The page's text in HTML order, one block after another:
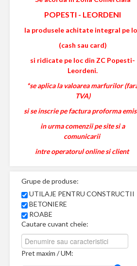
POPESTI - LEORDENI
la produsele achitate integral pe
(cash sau card)
si ridicate pe loc din ZC Popesti-
Leordeni.
*se aplica la valoarea marfurilor
TVA)
si se inscrie pe factura proforma
in urma comenzii pe site si a
comunicarii
intre operatorul online si client
Grupe de produse:
UTILAJE PENTRU CONSTRUCTII
BETONIERE
ROABE
Cautare cuvant cheie:
Pret maxim / UM: